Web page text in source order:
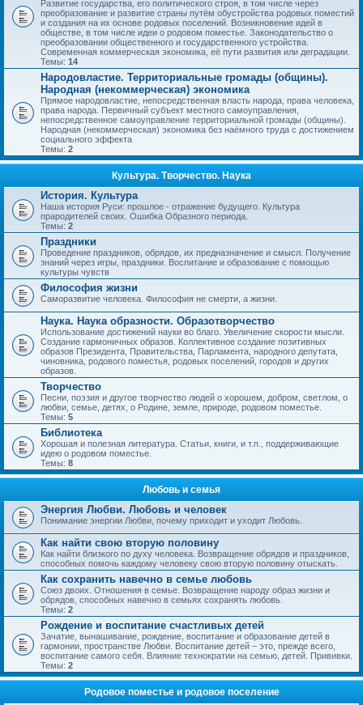
Развитие государства, его политического строя, в том числе через
преобразование и развитие страны путём обустройства родовых поместий
и создания на их основе родовых поселений. Возникновение идей в
обществе, в том числе идеи о родовом поместье. Законодательство о
преобразовании общественного и государственного устройства.
Современная коммерческая экономика, её пути развития или деградации.
Темы: 14
Народовластие. Территориальные громады (общины).
Народная (некоммерческая) экономика
Прямое народовластие, непосредственная власть народа, права человека,
права народа. Первичный субъект местного самоуправления,
непосредственное самоуправление территориальной громады (общины).
Народная (некоммерческая) экономика без наёмного труда с достижением
социального эффекта
Темы: 2
Культура. Творчество. Наука
История. Культура
Наша история Руси: прошлое - отражение будущего. Культура
прародителей своих. Ошибка Образного периода.
Темы: 2
Праздники
Проведение праздников, обрядов, их предназначение и смысл. Получение
знаний через игры, праздники. Воспитание и образование с помощью
культуры чувств
Философия жизни
Саморазвитие человека. Философия не смерти, а жизни.
Наука. Наука образности. Образотворчество
Использование достижений науки во благо. Увеличение скорости мысли.
Создание гармоничных образов. Коллективное создание позитивных
образов Президента, Правительства, Парламента, народного депутата,
чиновника, родового поместья, родовых поселений, городов и других
образов.
Творчество
Песни, поэзия и другое творчество людей о хорошем, добром, светлом, о
любви, семье, детях, о Родине, земле, природе, родовом поместье.
Темы: 5
Библиотека
Хорошая и полезная литература. Статьи, книги, и т.п., поддерживающие
идею о родовом поместье.
Темы: 8
Любовь и семья
Энергия Любви. Любовь и человек
Понимание энергии Любви, почему приходит и уходит Любовь.
Как найти свою вторую половину
Как найти близкого по духу человека. Возвращение обрядов и праздников,
способных помочь каждому человеку свою вторую половину отыскать.
Как сохранить навечно в семье любовь
Союз двоих. Отношения в семье. Возвращение народу образ жизни и
обрядов, способных навечно в семьях сохранять любовь.
Темы: 2
Рождение и воспитание счастливых детей
Зачатие, вынашивание, рождение, воспитание и образование детей в
гармонии, пространстве Любви. Воспитание детей – это, прежде всего,
воспитание самого себя. Влияние технократии на семью, детей. Прививки.
Темы: 2
Родовое поместье и родовое поселение